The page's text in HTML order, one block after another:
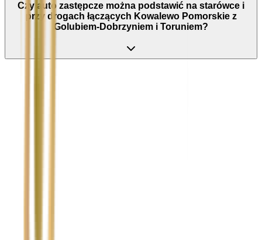
Czy auto zastępcze można podstawić na starówce i
przy drogach łączących Kowalewo Pomorskie z
Golubiem-Dobrzyniem i Toruniem?